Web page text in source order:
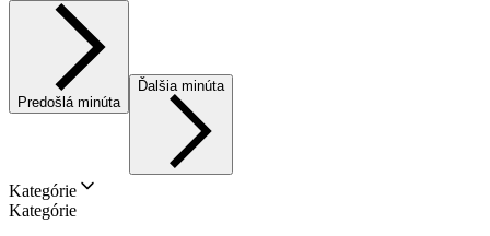
Predošlá minúta
Ďalšia minúta
Kategórie
Kategórie